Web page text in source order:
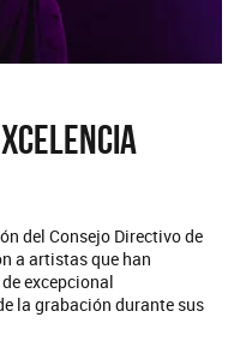
del Consejo Directivo de
a artistas que han
excepcional
la grabación durante sus